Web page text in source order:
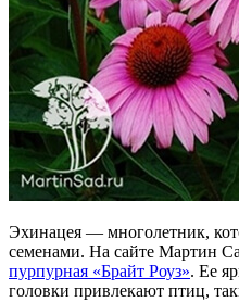
Эхинацея — многолетник,
семенами. На сайте Мартин
пурпурная «Брайт Роуз». Ее
головки привлекают птиц,